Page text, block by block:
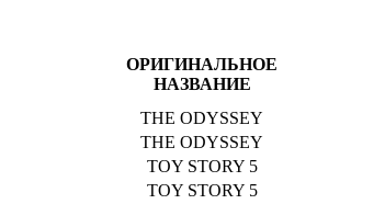
ОРИГИНАЛЬНОЕ
НАЗВАНИЕ
THE ODYSSEY
THE ODYSSEY
TOY STORY 5
TOY STORY 5